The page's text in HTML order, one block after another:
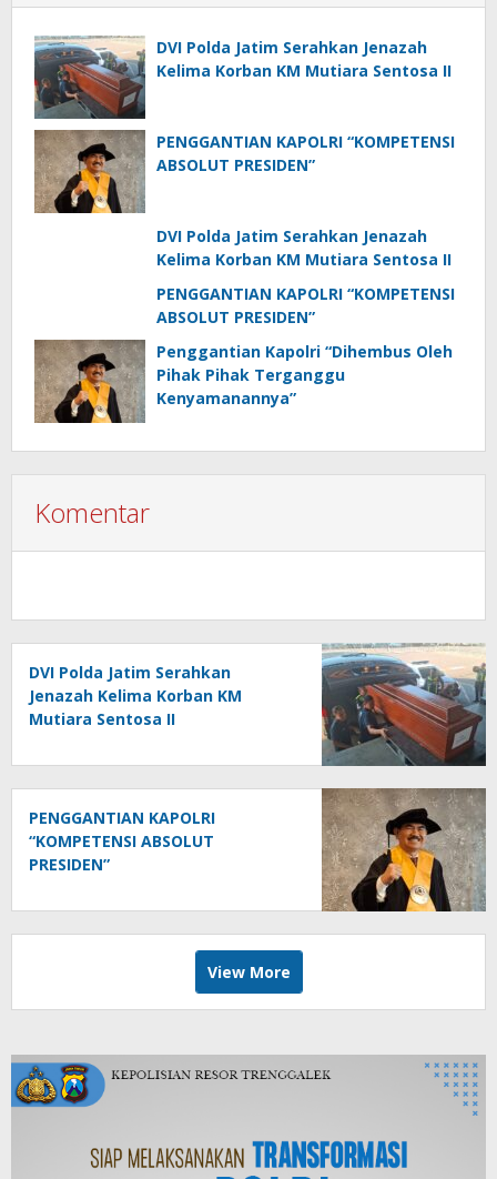
DVI Polda Jatim Serahkan Jenazah
Kelima Korban KM Mutiara Sentosa II
PENGGANTIAN KAPOLRI “KOMPETENSI
ABSOLUT PRESIDEN”
DVI Polda Jatim Serahkan Jenazah
Kelima Korban KM Mutiara Sentosa II
PENGGANTIAN KAPOLRI “KOMPETENSI
ABSOLUT PRESIDEN”
Penggantian Kapolri “Dihembus Oleh
Pihak Pihak Terganggu
Kenyamanannya”
Komentar
DVI Polda Jatim Serahkan
Jenazah Kelima Korban KM
Mutiara Sentosa II
PENGGANTIAN KAPOLRI
“KOMPETENSI ABSOLUT
PRESIDEN”
View More